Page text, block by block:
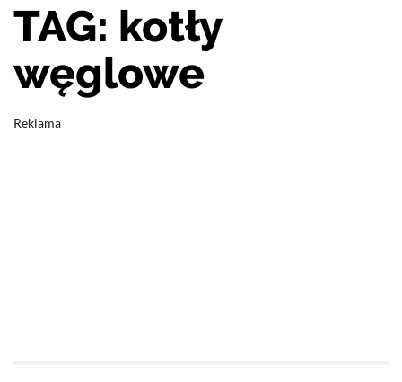
TAG: kotły
węglowe
Reklama